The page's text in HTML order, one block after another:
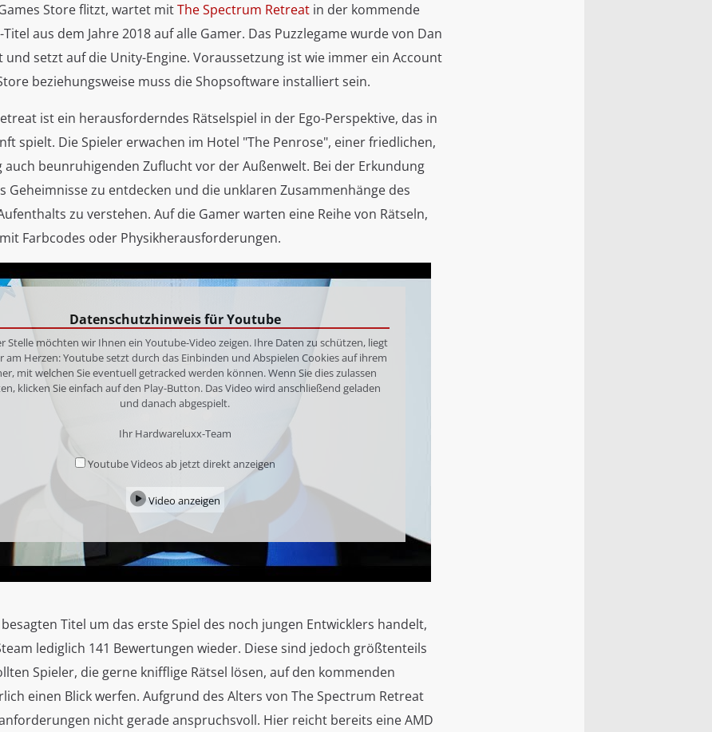
Store flitzt, wartet mitThe Spectrum Retreat in der kommende
aus dem Jahre 2018 auf alle Gamer. Das Puzzlegame wurde von Dan
und setzt auf die Unity-Engine. Voraussetzung ist wie immer ein Account
beziehungsweise muss die Shopsoftware installiert sein.
ist ein herausforderndes Rätselspiel in der Ego-Perspektive, das in
spielt. Die Spieler erwachen im Hotel "The Penrose", einer friedlichen,
auch beunruhigenden Zuflucht vor der Außenwelt. Bei der Erkundung
Geheimnisse zu entdecken und die unklaren Zusammenhänge des
zu verstehen. Auf die Gamer warten eine Reihe von Rätseln,
Farbcodes oder Physikherausforderungen.
Datenschutzhinweis für Youtube
Stelle möchten wir Ihnen ein Youtube-Video zeigen. Ihre Daten zu schützen, liegt
am Herzen: Youtube setzt durch das Einbinden und Abspielen Cookies auf ihrem
mit welchen Sie eventuell getracked werden können. Wenn Sie dies zulassen
klicken Sie einfach auf den Play-Button. Das Video wird anschließend geladen
und danach abgespielt.
Ihr Hardwareluxx-Team
Youtube Videos ab jetzt direkt anzeigen
Video anzeigen
Titel um das erste Spiel des noch jungen Entwicklers handelt,
lediglich 141 Bewertungen wieder. Diese sind jedoch größtenteils
Spieler, die gerne knifflige Rätsel lösen, auf den kommenden
einen Blick werfen. Aufgrund des Alters von The Spectrum Retreat
nicht gerade anspruchsvoll. Hier reicht bereits eine AMD